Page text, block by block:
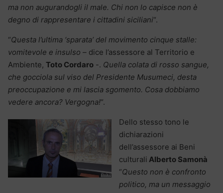
ma non augurandogli il male. Chi non lo capisce non è
degno di rappresentare i cittadini siciliani“.
“Questa l’ultima ‘sparata’ del movimento cinque stalle:
vomitevole e insulso – dice l’assessore al Territorio e
Ambiente, Toto Cordaro -. Quella colata di rosso sangue,
che gocciola sul viso del Presidente Musumeci, desta
preoccupazione e mi lascia sgomento. Cosa dobbiamo
vedere ancora? Vergogna!“.
Dello stesso tono le
dichiarazioni
dell’assessore ai Beni
culturali Alberto Samonà
“Questo non è confronto
politico, ma un messaggio